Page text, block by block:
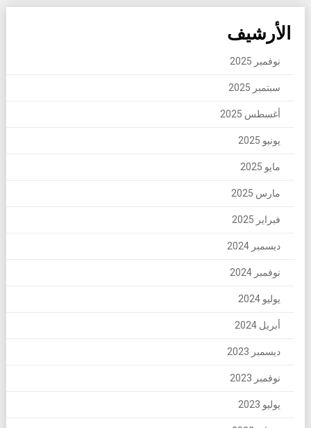
الأرشيف
نوفمبر 2025
سبتمبر 2025
أغسطس 2025
يونيو 2025
مايو 2025
مارس 2025
فبراير 2025
ديسمبر 2024
نوفمبر 2024
يوليو 2024
أبريل 2024
ديسمبر 2023
نوفمبر 2023
يوليو 2023